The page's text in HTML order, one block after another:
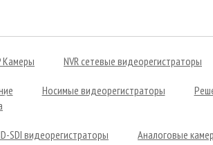
Камеры NVR сетевые видеорегистраторы
Носимые видеорегистраторы
SDI видеорегистраторы Аналоговые